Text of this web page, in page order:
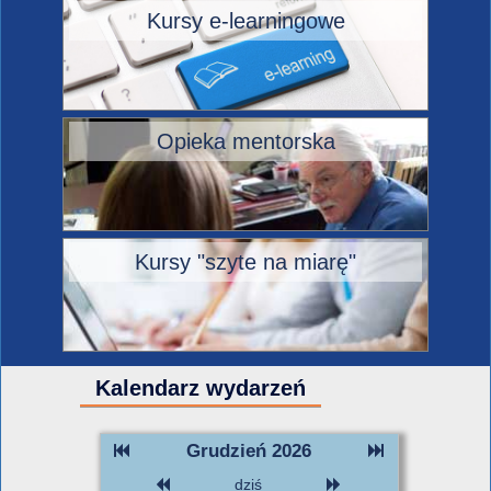
Kursy e-learningowe
Opieka mentorska
Kursy "szyte na miarę"
Kalendarz wydarzeń
Grudzień 2026
dziś